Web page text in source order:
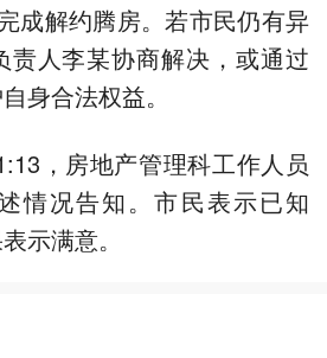
成解约腾房。若市民仍有异
责人李某协商解决，或通过
身合法权益。
，房地产管理科工作人员
情况告知。市民表示已知
示满意。